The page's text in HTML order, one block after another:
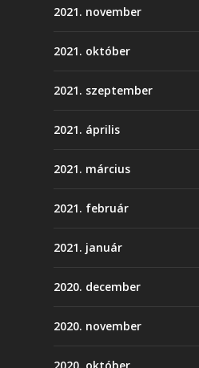
2021. november
2021. október
2021. szeptember
2021. április
2021. március
2021. február
2021. január
2020. december
2020. november
2020. október